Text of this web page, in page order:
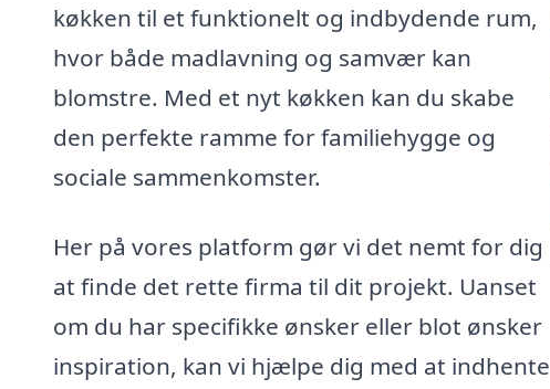
køkken til et funktionelt og indbydende rum,
hvor både madlavning og samvær kan
blomstre. Med et nyt køkken kan du skabe
den perfekte ramme for familiehygge og
sociale sammenkomster.
Her på vores platform gør vi det nemt for dig
at finde det rette firma til dit projekt. Uanset
om du har specifikke ønsker eller blot ønsker
inspiration, kan vi hjælpe dig med at indhente